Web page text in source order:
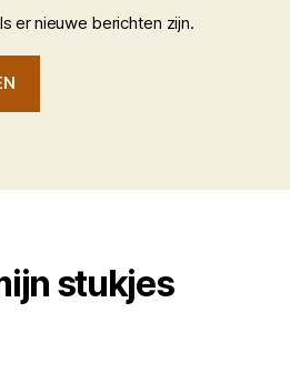
er nieuwe berichten zijn.
stukjes